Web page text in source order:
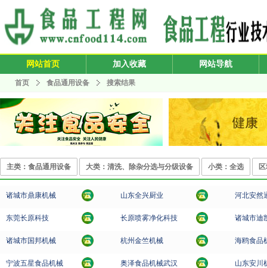
网站首页 加入收藏 网站导航
首页 食品通用设备 搜索结果
主类：食品通用设备 大类：清洗、除杂分选与分级设备 小类：全选
诸城市鼎康机械 山东全兴厨业 河北安然
东莞长原科技 长原喷雾净化科技 诸城市迪
诸城市国邦机械 杭州金竺机械 海鸥食品
宁波五星食品机械 奥泽食品机械武汉 山东安川